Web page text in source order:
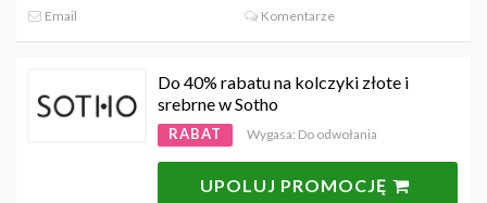
Email
Komentarze
Do 40% rabatu na kolczyki złote i
srebrne w Sotho
RABAT Wygasa: Do odwołania
UPOLUJ PROMOCJĘ